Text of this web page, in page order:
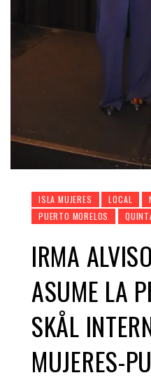
ISLA MUJERES LOCAL
PUERTO MORELOS
IRMA
ASUME LA
SKÅL
MUJERES-